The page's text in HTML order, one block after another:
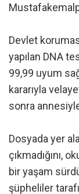
Devlet
yapılan DNA
99,99 uyum
kararıyla
sonra
Dosyada yer
çıkmadığını,
bir yaşam
şüpheliler